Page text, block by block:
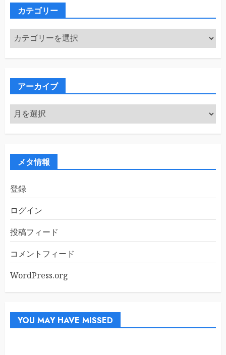
カテゴリー
カ
テ
ゴ
アーカイブ
ア
ー
カ
メタ情報
登録
ログイン
投稿フィード
コメントフィード
WordPress.org
YOU MAY HAVE MISSED